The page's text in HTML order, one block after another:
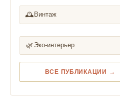
🕰️ Винтаж
🌿 Эко-интерьер
ВСЕ ПУБЛИКАЦИИ →